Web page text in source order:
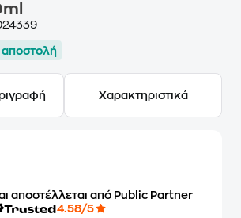
αποστολή
Χαρακτηριστικά
αποστέλλεται από Public Partner
4.58/5